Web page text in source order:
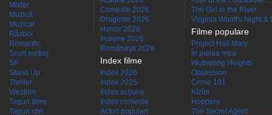
Mister
Muzică
Muzical
Război
Romantic
Scurt metraj
SF
Stand Up
Thriller
Western
Taguri filme
Taguri stiri
Comedie 2026
Dragoste 2026
Horror 2026
Indiene 2026
Româneşti 2026
Index filme
Index 2026
Index 2025
Index acţiune
Index comedie
Actori populari
The Girl in the River
Virginia Woolf's Night &
Filme populare
Project Hail Mary
În pielea mea
Wuthering Heights
Obsession
Crime 101
Kîzîm
Hoppers
The Secret Agent